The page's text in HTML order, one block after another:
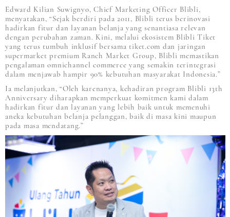
Edward Kilian Suwignyo, Chief Marketing Officer Blibli,
menyatakan, “Sejak berdiri pada 2011, Blibli terus berinovasi
hadirkan fitur dan layanan belanja yang senantiasa relevan
dengan perubahan zaman. Kini, melalui ekosistem Blibli Tiket
yang terus tumbuh inklusif bersama tiket.com dan jaringan
supermarket premium Ranch Market Group, Blibli memastikan
pengalaman omnichannel commerce yang semakin terintegrasi
dalam menjawab hampir 90% kebutuhan masyarakat Indonesia.”
Ia melanjutkan, “Oleh karenanya, kehadiran program Blibli 13th
Anniversary diharapkan memperkuat komitmen kami dalam
hadirkan fitur dan layanan yang lebih baik untuk memenuhi
aneka kebutuhan belanja pelanggan, baik di masa kini maupun
pada masa mendatang.”